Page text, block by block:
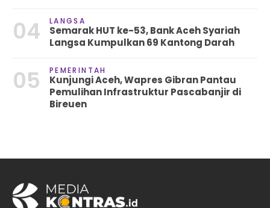
04 LANGSA
Semarak HUT ke-53, Bank Aceh Syariah
Langsa Kumpulkan 69 Kantong Darah
05 PEMERINTAH
Kunjungi Aceh, Wapres Gibran Pantau
Pemulihan Infrastruktur Pascabanjir di
Bireuen